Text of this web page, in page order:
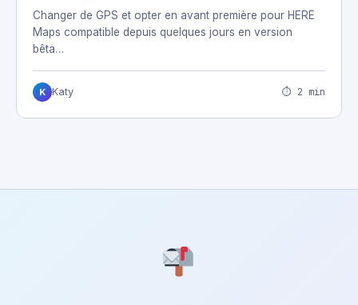
Changer de GPS et opter en avant première pour HERE
Maps compatible depuis quelques jours en version
bêta…
K Katy ⏱ 2 min